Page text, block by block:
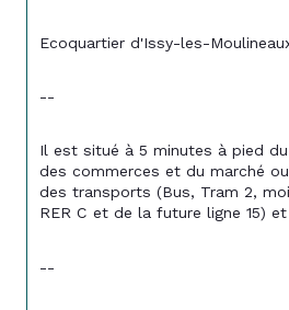
Ecoquartier d'Issy-les-
--
Il est situé à 5 minutes à pied
des commerces et du marché
des transports (Bus, Tram 2,
RER C et de la future ligne 15)
--